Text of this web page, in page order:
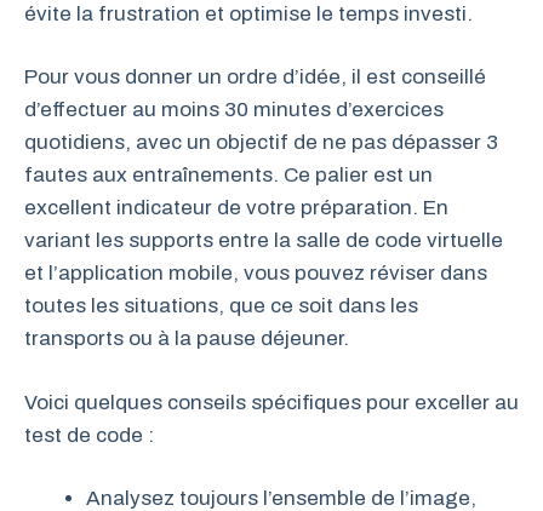
évite la frustration et optimise le temps investi.
Pour vous donner un ordre d’idée, il est conseillé
d’effectuer au moins 30 minutes d’exercices
quotidiens, avec un objectif de ne pas dépasser 3
fautes aux entraînements. Ce palier est un
excellent indicateur de votre préparation. En
variant les supports entre la salle de code virtuelle
et l’application mobile, vous pouvez réviser dans
toutes les situations, que ce soit dans les
transports ou à la pause déjeuner.
Voici quelques conseils spécifiques pour exceller au
test de code :
Analysez toujours l’ensemble de l’image,